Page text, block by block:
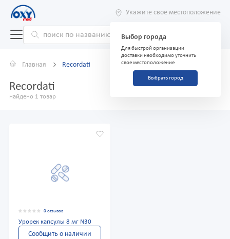
Укажите свое местоположение
Выбор города
Для быстрой организации
доставки необходимо уточнить
свое местоположение
Выбрать город
Главная Recordati
Recordati
найдено 1 товар
0 отзывов
Урорек капсулы 8 мг N30
Сообщить о наличии